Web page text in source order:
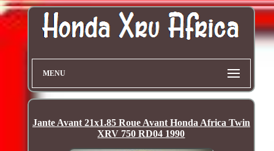
MENU
Jante Avant 21x1.85 Roue Avant Honda Africa Twin
XRV 750 RD04 1990